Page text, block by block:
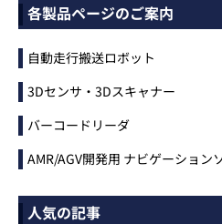
各製品ページのご案内
自動走行搬送ロボット
3Dセンサ・3Dスキャナー
バーコードリーダ
AMR/AGV開発用 ナビゲーション
人気の記事